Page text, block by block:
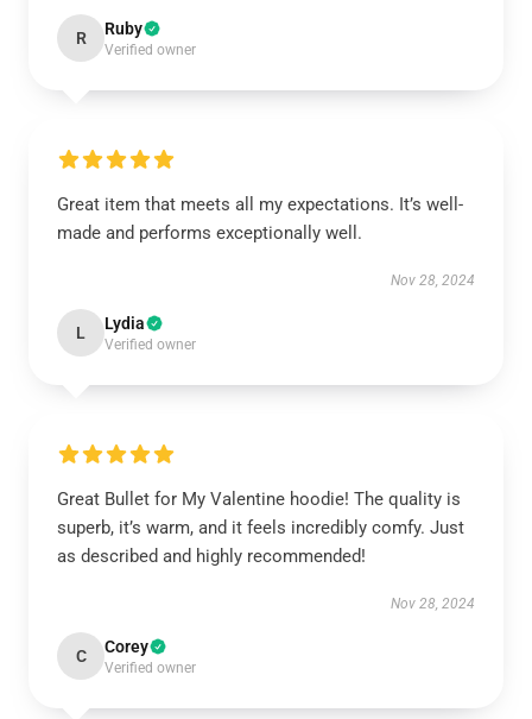
R Ruby
Verified owner
Great item that meets all my expectations. It’s well-
made and performs exceptionally well.
Nov 28, 2024
L Lydia
Verified owner
Great Bullet for My Valentine hoodie! The quality is
superb, it’s warm, and it feels incredibly comfy. Just
as described and highly recommended!
Nov 28, 2024
C Corey
Verified owner